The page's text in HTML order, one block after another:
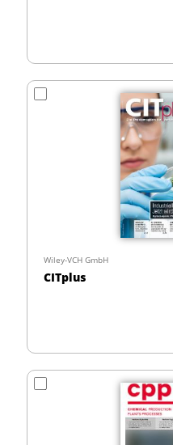
Wiley-VCH GmbH
CITplus